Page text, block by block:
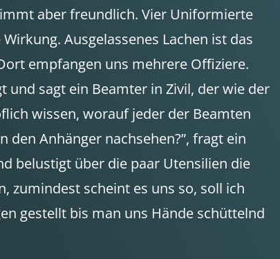
aber freundlich. Vier Uniformierte
Ausgelassenes Lachen ist das
empfangen uns mehrere Offiziere.
und sagt ein Beamter in Zivil, der wie der
wissen, worauf jeder der Beamten
den Anhänger nachsehen?”, fragt ein
belustigt über die paar Utensilien die
zumindest scheint es uns so, soll ich
gestellt bis man uns Hände schüttelnd